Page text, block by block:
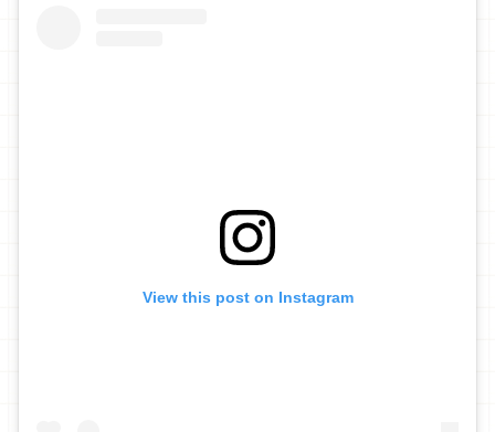
View this post on Instagram